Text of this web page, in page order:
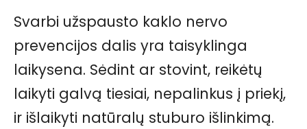
Svarbi užspausto kaklo nervo
prevencijos dalis yra taisyklinga
laikysena. Sėdint ar stovint, reikėtų
laikyti galvą tiesiai, nepalinkus į priekį,
ir išlaikyti natūralų stuburo išlinkimą.